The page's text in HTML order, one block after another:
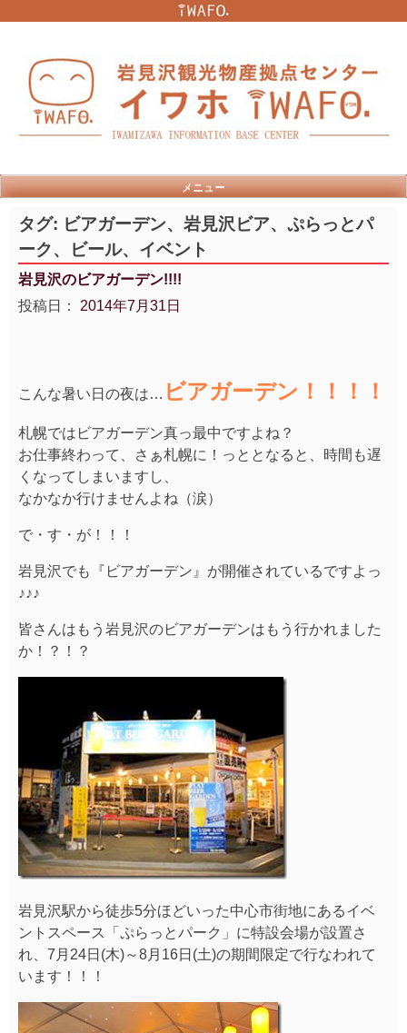
メニュー
タグ: ビアガーデン、岩見沢ビア、ぷらっとパ
ーク、ビール、イベント
岩見沢のビアガーデン!!!!
投稿日： 2014年7月31日
こんな暑い日の夜は… ビアガーデン！！！！
札幌ではビアガーデン真っ最中ですよね？
お仕事終わって、さぁ札幌に！っととなると、時間も遅
くなってしまいますし、
なかなか行けませんよね（涙）
で・す・が！！！
岩見沢でも『ビアガーデン』が開催されているですよっ
♪♪♪
皆さんはもう岩見沢のビアガーデンはもう行かれました
か！？！？
岩見沢駅から徒歩5分ほどいった中心市街地にあるイベ
ントスペース「ぷらっとパーク」に特設会場が設置さ
れ、7月24日(木)～8月16日(土)の期間限定で行なわれて
います！！！